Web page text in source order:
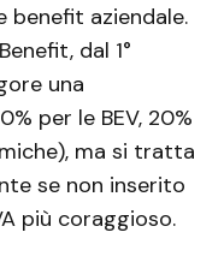
benefit aziendale.
dal 1°
una
per le BEV, 20%
ma si tratta
se non inserito
più coraggioso.